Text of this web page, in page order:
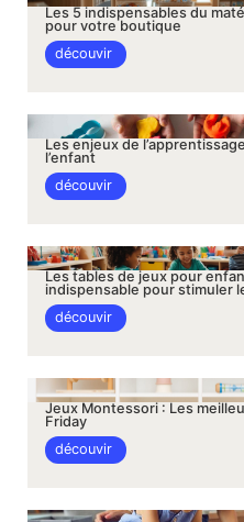
Les 5 indispensables du
pour votre boutique
découvir
Les enjeux de
l’enfant
découvir
Les tables de jeux pour
indispensable pour stimuler
découvir
Jeux Montessori : Les
Friday
découvir